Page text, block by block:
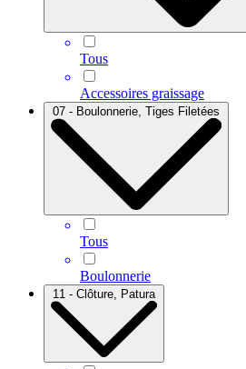
Tous
Accessoires graissage
07 - Boulonnerie, Tiges Filetées
Tous
Boulonnerie
11 - Clôture, Patura